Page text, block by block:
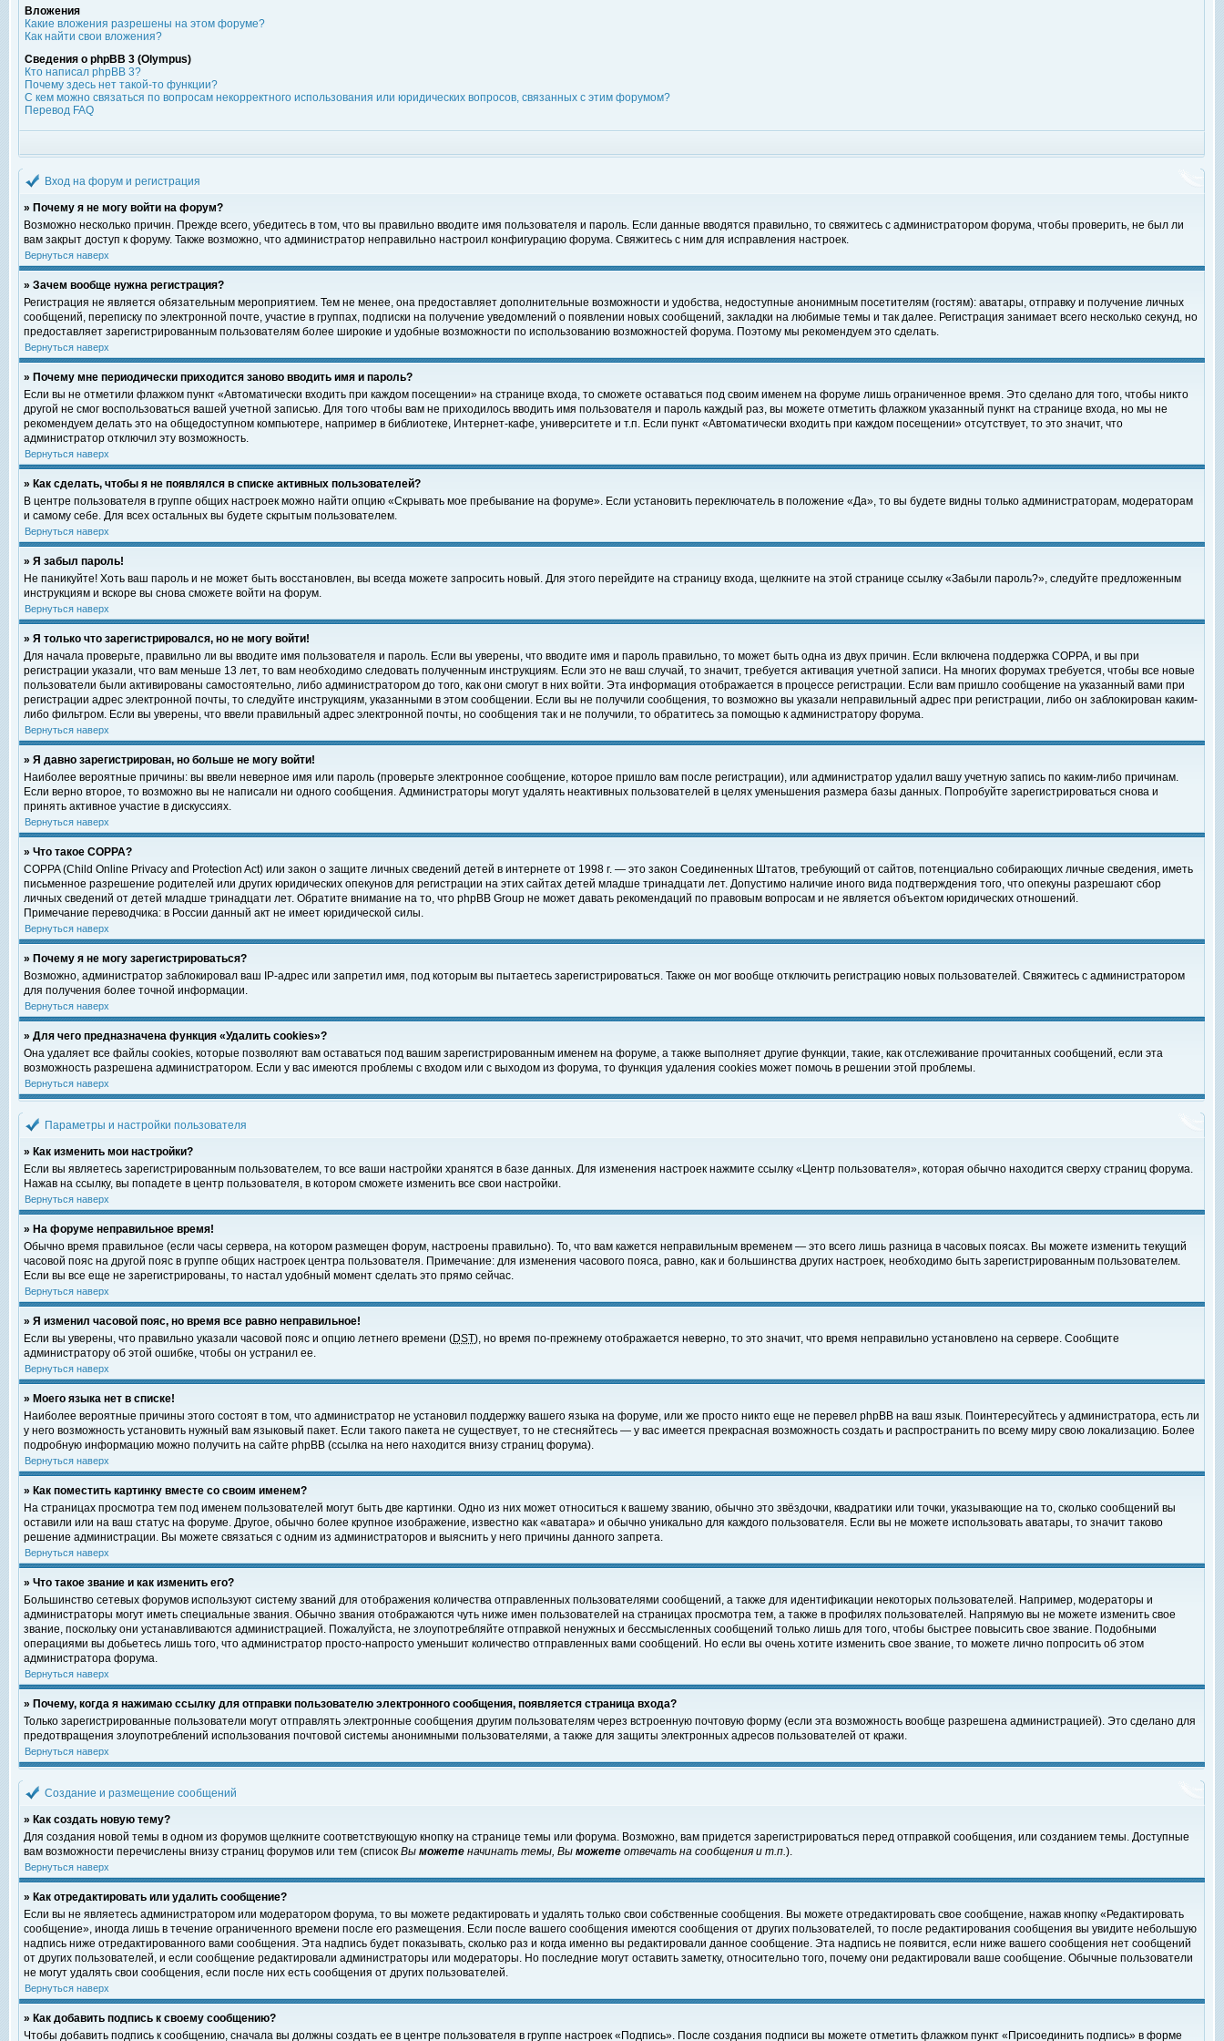
Вложения
Какие вложения разрешены на этом форуме?
Как найти свои вложения?
Сведения о phpBB 3 (Olympus)
Кто написал phpBB 3?
Почему здесь нет такой-то функции?
С кем можно связаться по вопросам некорректного использования или юридических вопросов, связанных с этим форумом?
Перевод FAQ
Вход на форум и регистрация
» Почему я не могу войти на форум?
Возможно несколько причин. Прежде всего, убедитесь в том, что вы правильно вводите имя пользователя и пароль. Если данные вводятся правильно, то свяжитесь с администратором форума, чтобы проверить, не был ли
вам закрыт доступ к форуму. Также возможно, что администратор неправильно настроил конфигурацию форума. Свяжитесь с ним для исправления настроек.
Вернуться наверх
» Зачем вообще нужна регистрация?
Регистрация не является обязательным мероприятием. Тем не менее, она предоставляет дополнительные возможности и удобства, недоступные анонимным посетителям (гостям): аватары, отправку и получение личных
сообщений, переписку по электронной почте, участие в группах, подписки на получение уведомлений о появлении новых сообщений, закладки на любимые темы и так далее. Регистрация занимает всего несколько секунд, но
предоставляет зарегистрированным пользователям более широкие и удобные возможности по использованию возможностей форума. Поэтому мы рекомендуем это сделать.
Вернуться наверх
» Почему мне периодически приходится заново вводить имя и пароль?
Если вы не отметили флажком пункт «Автоматически входить при каждом посещении» на странице входа, то сможете оставаться под своим именем на форуме лишь ограниченное время. Это сделано для того, чтобы никто
другой не смог воспользоваться вашей учетной записью. Для того чтобы вам не приходилось вводить имя пользователя и пароль каждый раз, вы можете отметить флажком указанный пункт на странице входа, но мы не
рекомендуем делать это на общедоступном компьютере, например в библиотеке, Интернет-кафе, университете и т.п. Если пункт «Автоматически входить при каждом посещении» отсутствует, то это значит, что
администратор отключил эту возможность.
Вернуться наверх
» Как сделать, чтобы я не появлялся в списке активных пользователей?
В центре пользователя в группе общих настроек можно найти опцию «Скрывать мое пребывание на форуме». Если установить переключатель в положение «Да», то вы будете видны только администраторам, модераторам
и самому себе. Для всех остальных вы будете скрытым пользователем.
Вернуться наверх
» Я забыл пароль!
Не паникуйте! Хоть ваш пароль и не может быть восстановлен, вы всегда можете запросить новый. Для этого перейдите на страницу входа, щелкните на этой странице ссылку «Забыли пароль?», следуйте предложенным
инструкциям и вскоре вы снова сможете войти на форум.
Вернуться наверх
» Я только что зарегистрировался, но не могу войти!
Для начала проверьте, правильно ли вы вводите имя пользователя и пароль. Если вы уверены, что вводите имя и пароль правильно, то может быть одна из двух причин. Если включена поддержка COPPA, и вы при
регистрации указали, что вам меньше 13 лет, то вам необходимо следовать полученным инструкциям. Если это не ваш случай, то значит, требуется активация учетной записи. На многих форумах требуется, чтобы все новые
пользователи были активированы самостоятельно, либо администратором до того, как они смогут в них войти. Эта информация отображается в процессе регистрации. Если вам пришло сообщение на указанный вами при
регистрации адрес электронной почты, то следуйте инструкциям, указанными в этом сообщении. Если вы не получили сообщения, то возможно вы указали неправильный адрес при регистрации, либо он заблокирован каким-
либо фильтром. Если вы уверены, что ввели правильный адрес электронной почты, но сообщения так и не получили, то обратитесь за помощью к администратору форума.
Вернуться наверх
» Я давно зарегистрирован, но больше не могу войти!
Наиболее вероятные причины: вы ввели неверное имя или пароль (проверьте электронное сообщение, которое пришло вам после регистрации), или администратор удалил вашу учетную запись по каким-либо причинам.
Если верно второе, то возможно вы не написали ни одного сообщения. Администраторы могут удалять неактивных пользователей в целях уменьшения размера базы данных. Попробуйте зарегистрироваться снова и
принять активное участие в дискуссиях.
Вернуться наверх
» Что такое COPPA?
COPPA (Child Online Privacy and Protection Act) или закон о защите личных сведений детей в интернете от 1998 г. — это закон Соединенных Штатов, требующий от сайтов, потенциально собирающих личные сведения, иметь
письменное разрешение родителей или других юридических опекунов для регистрации на этих сайтах детей младше тринадцати лет. Допустимо наличие иного вида подтверждения того, что опекуны разрешают сбор
личных сведений от детей младше тринадцати лет. Обратите внимание на то, что phpBB Group не может давать рекомендаций по правовым вопросам и не является объектом юридических отношений.
Примечание переводчика: в России данный акт не имеет юридической силы.
Вернуться наверх
» Почему я не могу зарегистрироваться?
Возможно, администратор заблокировал ваш IP-адрес или запретил имя, под которым вы пытаетесь зарегистрироваться. Также он мог вообще отключить регистрацию новых пользователей. Свяжитесь с администратором
для получения более точной информации.
Вернуться наверх
» Для чего предназначена функция «Удалить cookies»?
Она удаляет все файлы cookies, которые позволяют вам оставаться под вашим зарегистрированным именем на форуме, а также выполняет другие функции, такие, как отслеживание прочитанных сообщений, если эта
возможность разрешена администратором. Если у вас имеются проблемы с входом или с выходом из форума, то функция удаления cookies может помочь в решении этой проблемы.
Вернуться наверх
Параметры и настройки пользователя
» Как изменить мои настройки?
Если вы являетесь зарегистрированным пользователем, то все ваши настройки хранятся в базе данных. Для изменения настроек нажмите ссылку «Центр пользователя», которая обычно находится сверху страниц форума.
Нажав на ссылку, вы попадете в центр пользователя, в котором сможете изменить все свои настройки.
Вернуться наверх
» На форуме неправильное время!
Обычно время правильное (если часы сервера, на котором размещен форум, настроены правильно). То, что вам кажется неправильным временем — это всего лишь разница в часовых поясах. Вы можете изменить текущий
часовой пояс на другой пояс в группе общих настроек центра пользователя. Примечание: для изменения часового пояса, равно, как и большинства других настроек, необходимо быть зарегистрированным пользователем.
Если вы все еще не зарегистрированы, то настал удобный момент сделать это прямо сейчас.
Вернуться наверх
» Я изменил часовой пояс, но время все равно неправильное!
Если вы уверены, что правильно указали часовой пояс и опцию летнего времени (DST), но время по-прежнему отображается неверно, то это значит, что время неправильно установлено на сервере. Сообщите
администратору об этой ошибке, чтобы он устранил ее.
Вернуться наверх
» Моего языка нет в списке!
Наиболее вероятные причины этого состоят в том, что администратор не установил поддержку вашего языка на форуме, или же просто никто еще не перевел phpBB на ваш язык. Поинтересуйтесь у администратора, есть ли
у него возможность установить нужный вам языковый пакет. Если такого пакета не существует, то не стесняйтесь — у вас имеется прекрасная возможность создать и распространить по всему миру свою локализацию. Более
подробную информацию можно получить на сайте phpBB (ссылка на него находится внизу страниц форума).
Вернуться наверх
» Как поместить картинку вместе со своим именем?
На страницах просмотра тем под именем пользователей могут быть две картинки. Одно из них может относиться к вашему званию, обычно это звёздочки, квадратики или точки, указывающие на то, сколько сообщений вы
оставили или на ваш статус на форуме. Другое, обычно более крупное изображение, известно как «аватара» и обычно уникально для каждого пользователя. Если вы не можете использовать аватары, то значит таково
решение администрации. Вы можете связаться с одним из администраторов и выяснить у него причины данного запрета.
Вернуться наверх
» Что такое звание и как изменить его?
Большинство сетевых форумов используют систему званий для отображения количества отправленных пользователями сообщений, а также для идентификации некоторых пользователей. Например, модераторы и
администраторы могут иметь специальные звания. Обычно звания отображаются чуть ниже имен пользователей на страницах просмотра тем, а также в профилях пользователей. Напрямую вы не можете изменить свое
звание, поскольку они устанавливаются администрацией. Пожалуйста, не злоупотребляйте отправкой ненужных и бессмысленных сообщений только лишь для того, чтобы быстрее повысить свое звание. Подобными
операциями вы добьетесь лишь того, что администратор просто-напросто уменьшит количество отправленных вами сообщений. Но если вы очень хотите изменить свое звание, то можете лично попросить об этом
администратора форума.
Вернуться наверх
» Почему, когда я нажимаю ссылку для отправки пользователю электронного сообщения, появляется страница входа?
Только зарегистрированные пользователи могут отправлять электронные сообщения другим пользователям через встроенную почтовую форму (если эта возможность вообще разрешена администрацией). Это сделано для
предотвращения злоупотреблений использования почтовой системы анонимными пользователями, а также для защиты электронных адресов пользователей от кражи.
Вернуться наверх
Создание и размещение сообщений
» Как создать новую тему?
Для создания новой темы в одном из форумов щелкните соответствующую кнопку на странице темы или форума. Возможно, вам придется зарегистрироваться перед отправкой сообщения, или созданием темы. Доступные
вам возможности перечислены внизу страниц форумов или тем (список Вы можете начинать темы, Вы можете отвечать на сообщения и т.п.).
Вернуться наверх
» Как отредактировать или удалить сообщение?
Если вы не являетесь администратором или модератором форума, то вы можете редактировать и удалять только свои собственные сообщения. Вы можете отредактировать свое сообщение, нажав кнопку «Редактировать
сообщение», иногда лишь в течение ограниченного времени после его размещения. Если после вашего сообщения имеются сообщения от других пользователей, то после редактирования сообщения вы увидите небольшую
надпись ниже отредактированного вами сообщения. Эта надпись будет показывать, сколько раз и когда именно вы редактировали данное сообщение. Эта надпись не появится, если ниже вашего сообщения нет сообщений
от других пользователей, и если сообщение редактировали администраторы или модераторы. Но последние могут оставить заметку, относительно того, почему они редактировали ваше сообщение. Обычные пользователи
не могут удалять свои сообщения, если после них есть сообщения от других пользователей.
Вернуться наверх
» Как добавить подпись к своему сообщению?
Чтобы добавить подпись к сообщению, сначала вы должны создать ее в центре пользователя в группе настроек «Подпись». После создания подписи вы можете отметить флажком пункт «Присоединить подпись» в форме